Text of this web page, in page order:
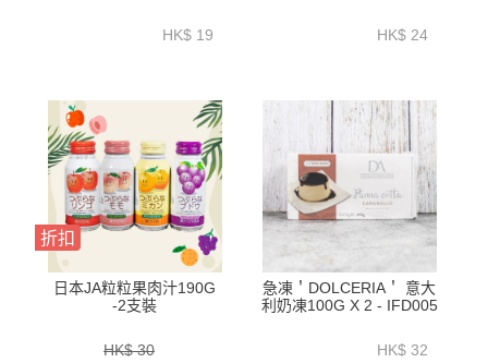
HK$ 19 HK$ 24
折扣
日本JA粒粒果肉汁190G
-2支裝
HK$ 30
急凍＇DOLCERIA＇ 意大
利奶凍100G X 2 - IFD005
HK$ 32